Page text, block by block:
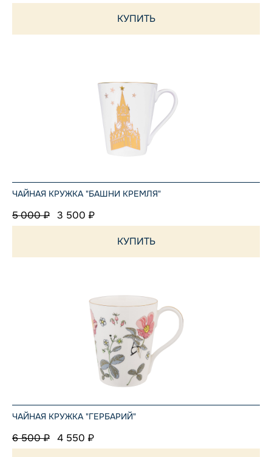
КУПИТЬ
ЧАЙНАЯ КРУЖКА "БАШНИ КРЕМЛЯ"
5 000 ₽ 3 500 ₽
КУПИТЬ
ЧАЙНАЯ КРУЖКА "ГЕРБАРИЙ"
6 500 ₽ 4 550 ₽